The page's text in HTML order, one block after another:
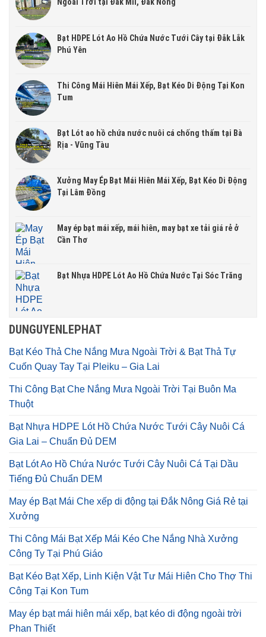
Bạt HDPE Lót Ao Hồ Chứa Nước Tưới Cây tại Đắk Lắk
Phú Yên
Thi Công Mái Hiên Mái Xếp, Bạt Kéo Di Động Tại Kon
Tum
Bạt Lót ao hồ chứa nước nuôi cá chống thấm tại Bà
Rịa - Vũng Tàu
Xưởng May Ép Bạt Mái Hiên Mái Xếp, Bạt Kéo Di Động
Tại Lâm Đồng
May ép bạt mái xếp, mái hiên, may bạt xe tải giá rẻ ở
Cần Thơ
Bạt Nhựa HDPE Lót Ao Hồ Chứa Nước Tại Sóc Trăng
DUNGUYENLEPHAT
Bạt Kéo Thả Che Nắng Mưa Ngoài Trời & Bạt Thả Tự
Cuốn Quay Tay Tại Pleiku – Gia Lai
Thi Công Bạt Che Nắng Mưa Ngoài Trời Tại Buôn Ma
Thuột
Bạt Nhựa HDPE Lót Hồ Chứa Nước Tưới Cây Nuôi Cá
Gia Lai – Chuẩn Đủ DEM
Bạt Lót Ao Hồ Chứa Nước Tưới Cây Nuôi Cá Tại Dầu
Tiếng Đủ Chuẩn DEM
May ép Bạt Mái Che xếp di động tại Đắk Nông Giá Rẻ tại
Xưởng
Thi Công Mái Bạt Xếp Mái Kéo Che Nắng Nhà Xưởng
Công Ty Tại Phú Giáo
Bạt Kéo Bạt Xếp, Linh Kiện Vật Tư Mái Hiên Cho Thợ Thi
Công Tại Kon Tum
May ép bạt mái hiên mái xếp, bạt kéo di động ngoài trời
Phan Thiết